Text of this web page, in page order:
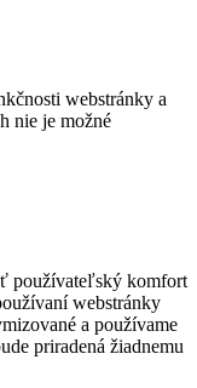
webstránky a
nie je možné
používateľský komfort
webstránky
a používame
priradená žiadnemu